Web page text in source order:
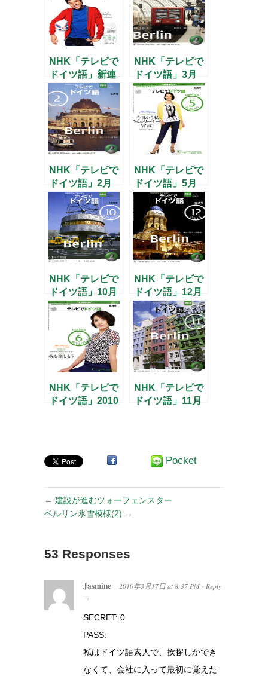
NHK「テレビで
ドイツ語」新連
載「ハンザ都市
を巡る」のお知
らせ
NHK「テレビで
ドイツ語」3月
号
NHK「テレビで
ドイツ語」2月
NHK「テレビで
ドイツ語」5月
NHK「テレビで
ドイツ語」10月
号
NHK「テレビで
ドイツ語」12月
号
NHK「テレビで
ドイツ語」2010
NHK「テレビで
ドイツ語」11月
Pocket
← 建設が進むツォーフェンスター
ベルリン氷雪模様(2) →
53 Responses
Jasmine 2010年3月17日 at 8:37 PM · Reply
→
SECRET: 0
PASS:
私はドイツ語素人で、挨拶しかでき
なくて、会社に入って最初に覚えた